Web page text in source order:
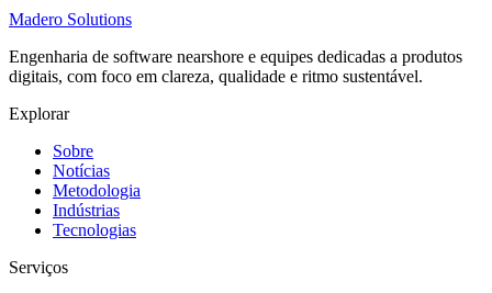
Madero Solutions
Engenharia de software nearshore e equipes dedicadas a produtos
digitais, com foco em clareza, qualidade e ritmo sustentável.
Explorar
Sobre
Notícias
Metodologia
Indústrias
Tecnologias
Serviços